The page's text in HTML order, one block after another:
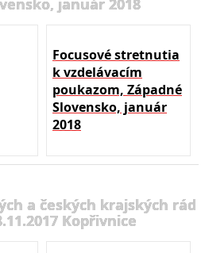
január 2018
Focusové stretnutia
k vzdelávacím
poukazom, Západné
Slovensko, január
2018
a českých krajských rád
Kopřivnice